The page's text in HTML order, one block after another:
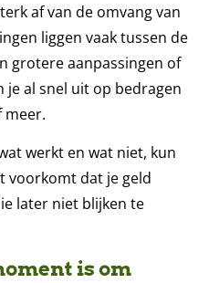
af van de omvang van
liggen vaak tussen de
grotere aanpassingen of
al snel uit op bedragen
meer.
werkt en wat niet, kun
voorkomt dat je geld
later niet blijken te
is om